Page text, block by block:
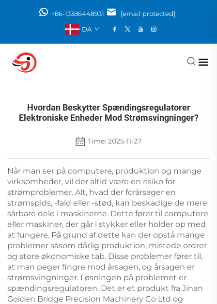
+86-13386448931
[email protected]
DA
Hvordan Beskytter Spændingsregulatorer
Elektroniske Enheder Mod Strømsvingninger?
Time: 2025-11-27
Når man ser på computere, produktion og mange
virksomheder, vil der altid være en risiko for
strømproblemer. Alt, hvad der forårsager en
strømspids, -fald eller -stød, kan beskadige de mere
sårbare dele i maskinerne. Dette fører til computere
eller maskiner, der går i stykker eller holder op med
at fungere. På grund af dette kan der opstå mange
problemer såsom dårlig produktion, mistede ordrer
og store økonomiske tab. Disse problemer fører til,
at man peger fingre mod årsagen, og årsagen er
strømsvingninger. Løsningen på problemet er
spændingsregulatoren. Det er et produkt fra Jinan
Golden Bridge Precision Machinery Co Ltd og